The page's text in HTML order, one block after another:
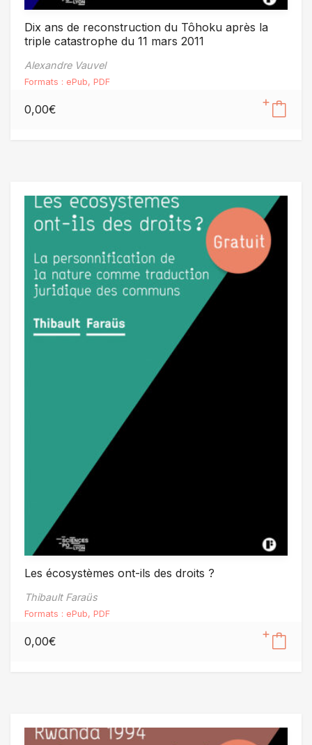
Dix ans de reconstruction du Tôhoku après la
triple catastrophe du 11 mars 2011
Alexandre Vauvel
Formats : ePub, PDF
0,00€
Les écosystèmes ont-ils des droits ?
Thibault Faraüs
Formats : ePub, PDF
0,00€